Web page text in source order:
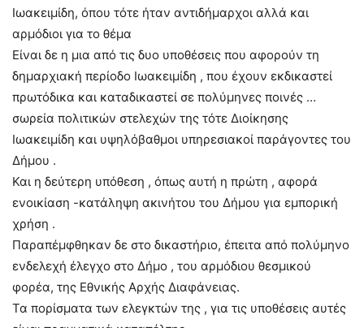
Ιωακειμίδη, όπου τότε ήταν αντιδήμαρχοι αλλά και
αρμόδιοι για το θέμα
Είναι δε η μια από τις δυο υποθέσεις που αφορούν τη
δημαρχιακή περίοδο Ιωακειμίδη , που έχουν εκδικαστεί
πρωτόδικα και καταδικαστεί σε πολύμηνες ποινές …
σωρεία πολιτικών στελεχών της τότε Διοίκησης
Ιωακειμίδη και υψηλόβαθμοι υπηρεσιακοί παράγοντες του
Δήμου .
Και η δεύτερη υπόθεση , όπως αυτή η πρώτη , αφορά
ενοικίαση -κατάληψη ακινήτου του Δήμου για εμπορική
χρήση .
Παραπέμφθηκαν δε στο δικαστήριο, έπειτα από πολύμηνο
ενδελεχή έλεγχο στο Δήμο , του αρμόδιου θεσμικού
φορέα, της Εθνικής Αρχής Διαφάνειας.
Τα πορίσματα των ελεγκτών της , για τις υποθέσεις αυτές